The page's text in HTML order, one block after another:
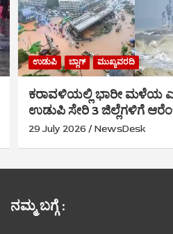
ಉಡುಪಿ ಬ್ಲಾಗ್ ಮುಖ್ಯವರದಿ
ಕರಾವಳಿಯಲ್ಲಿ ಭಾರೀ ಮಳೆಯ
ಉಡುಪಿ ಸೇರಿ 3 ಜಿಲ್ಲೆಗಳಿಗೆ
29 July 2026 NewsDesk
ನಮ್ಮ ಬಗ್ಗೆ :